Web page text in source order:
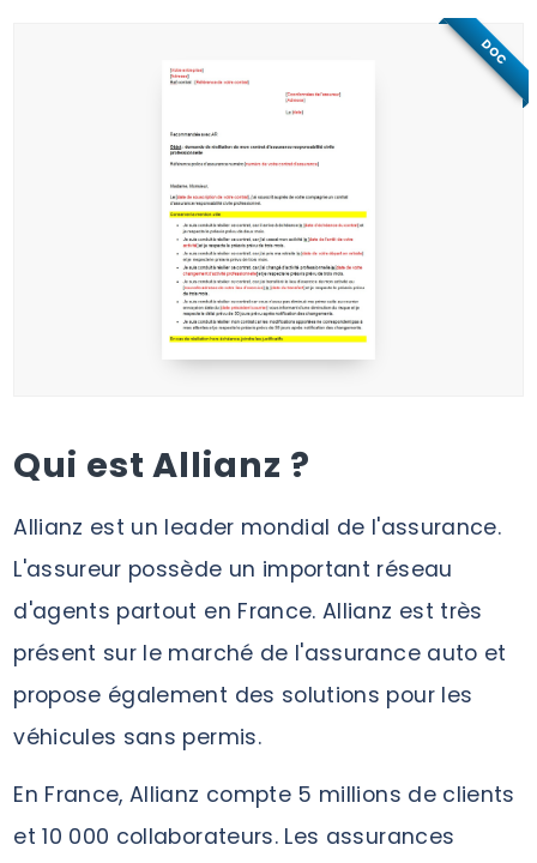
DOC
Qui est Allianz ?
Allianz est un leader mondial de l'assurance.
L'assureur possède un important réseau
d'agents partout en France. Allianz est très
présent sur le marché de l'assurance auto et
propose également des solutions pour les
véhicules sans permis.
En France, Allianz compte 5 millions de clients
et 10 000 collaborateurs. Les assurances